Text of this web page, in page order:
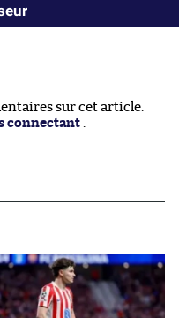
sur cet article.
connectant